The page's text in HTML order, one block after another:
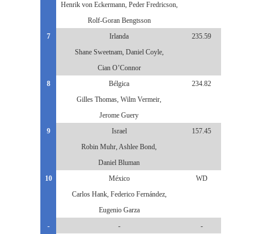
Henrik von Eckermann, Peder Fredricson,
Rolf-Goran Bengtsson
7
Irlanda
Shane Sweetnam, Daniel Coyle,
Cian O’Connor
235.59
8
Bélgica
Gilles Thomas, Wilm Vermeir,
Jerome Guery
234.82
9
Israel
Robin Muhr, Ashlee Bond,
Daniel Bluman
157.45
10
México
Carlos Hank, Federico Fernández,
Eugenio Garza
WD
- - -